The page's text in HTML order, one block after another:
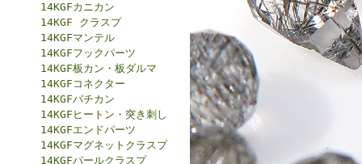
14KGFカニカン
14KGF クラスプ
14KGFマンテル
14KGFフックパーツ
14KGF板カン・板ダルマ
14KGFコネクター
14KGFバチカン
14KGFヒートン・突き刺し
14KGFエンドパーツ
14KGFマグネットクラスプ
14KGFパールクラスプ